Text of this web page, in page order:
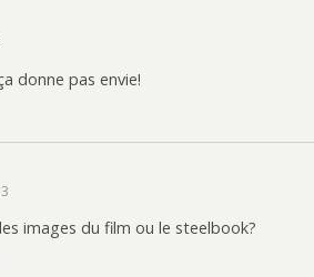
donne pas envie!
images du film ou le steelbook?